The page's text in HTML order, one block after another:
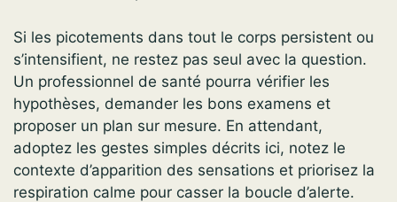
Si les picotements dans tout le corps persistent ou
s’intensifient, ne restez pas seul avec la question.
Un professionnel de santé pourra vérifier les
hypothèses, demander les bons examens et
proposer un plan sur mesure. En attendant,
adoptez les gestes simples décrits ici, notez le
contexte d’apparition des sensations et priorisez la
respiration calme pour casser la boucle d’alerte.